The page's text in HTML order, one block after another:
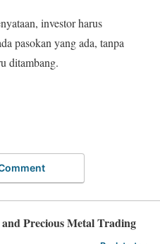
investor harus
pasokan yang ada, tanpa
ditambang.
Precious Metal Trading